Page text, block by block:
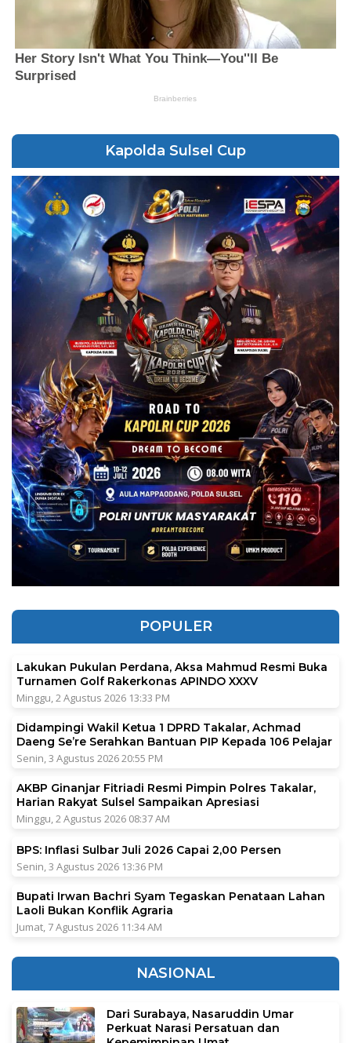
Kapolda Sulsel Cup
POPULER
Lakukan Pukulan Perdana, Aksa Mahmud Resmi Buka
Turnamen Golf Rakerkonas APINDO XXXV
Minggu, 2 Agustus 2026 13:33 PM
Didampingi Wakil Ketua 1 DPRD Takalar, Achmad
Daeng Se’re Serahkan Bantuan PIP Kepada 106 Pelajar
Senin, 3 Agustus 2026 20:55 PM
AKBP Ginanjar Fitriadi Resmi Pimpin Polres Takalar,
Harian Rakyat Sulsel Sampaikan Apresiasi
Minggu, 2 Agustus 2026 08:37 AM
BPS: Inflasi Sulbar Juli 2026 Capai 2,00 Persen
Senin, 3 Agustus 2026 13:36 PM
Bupati Irwan Bachri Syam Tegaskan Penataan Lahan
Laoli Bukan Konflik Agraria
Jumat, 7 Agustus 2026 11:34 AM
NASIONAL
Dari Surabaya, Nasaruddin Umar
Perkuat Narasi Persatuan dan